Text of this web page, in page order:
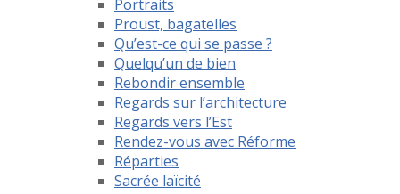
Portraits
Proust, bagatelles
Qu’est-ce qui se passe ?
Quelqu’un de bien
Rebondir ensemble
Regards sur l’architecture
Regards vers l’Est
Rendez-vous avec Réforme
Réparties
Sacrée laïcité